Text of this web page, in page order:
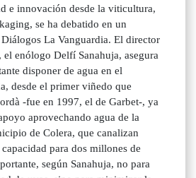
e innovación desde la viticultura,
se ha debatido en un
La Vanguardia. El director
el enólogo Delfí Sanahuja, asegura
disponer de agua en el
desde el primer viñedo que
-fue en 1997, el de Garbet-, ya
aprovechando agua de la
de Colera, que canalizan
para dos millones de
según Sanahuja, no para